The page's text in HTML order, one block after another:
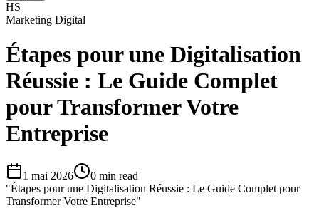
HS
Marketing Digital
Étapes pour une Digitalisation
Réussie : Le Guide Complet
pour Transformer Votre
Entreprise
1 mai 2026 0 min read
"Étapes pour une Digitalisation Réussie : Le Guide Complet pour
Transformer Votre Entreprise"